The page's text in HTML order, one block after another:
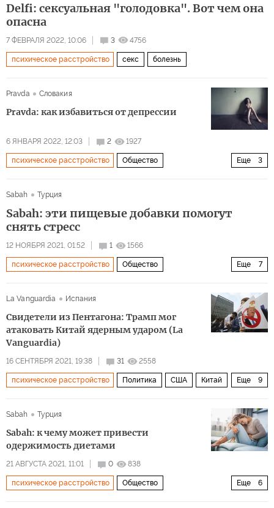
Delfi: сексуальная "голодовка". Вот чем она
опасна
7 ФЕВРАЛЯ 2022, 10:06 3 4756
психическое расстройство секс болезнь
Pravda Словакия
Pravda: как избавиться от депрессии
6 ЯНВАРЯ 2022, 12:03 2 1927
Еще 3
психическое расстройство Общество
Sabah
Турция
Sabah: эти пищевые добавки помогут
снять стресс
12 НОЯБРЯ 2021, 01:52 1 1566
Еще 7
психическое расстройство Общество
полезные советы
La Vanguardia Испания
Свидетели из Пентагона: Трамп мог
атаковать Китай ядерным ударом (La
Vanguardia)
16 СЕНТЯБРЯ 2021, 19:38 31 2558
Еще 9
психическое расстройство Политика США Китай
выборы президента США 2020 года
атака ядерный конфликт
Sabah Турция
Sabah: к чему может привести
одержимость диетами
21 АВГУСТА 2021, 11:01 0 838
Еще 6
психическое расстройство Общество